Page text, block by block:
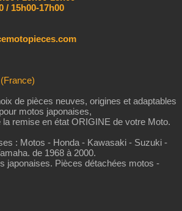
/ 15h00-17h00
de pièces neuves, origines et adaptables
pour motos japonaises,
remise en état ORIGINE de votre Moto.
: Motos - Honda - Kawasaki - Suzuki -
de 1968 à 2000.
japonaises. Pièces détachées motos -